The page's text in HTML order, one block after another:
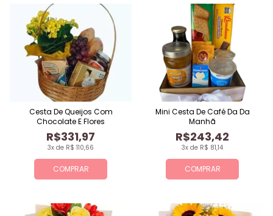
COMPRAR
3x de R$ 110,66
R$331,97
Cesta De Queijos Com
Chocolate E Flores
COMPRAR
3x de R$ 81,14
R$243,42
Mini Cesta De Café Da Da
Manhã